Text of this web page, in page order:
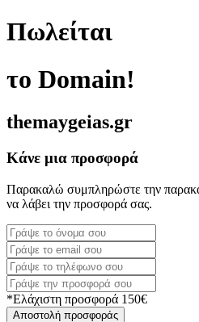
Πωλείται
το Domain!
themaygeias.gr
Κάνε μια προσφορά
Παρακαλώ συμπληρώστε την
να λάβει την προσφορά σας.
*Ελάχιστη προσφορά 150€
Αποστολή προσφοράς